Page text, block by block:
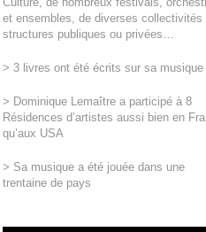
et ensembles, de diverses collectivités
structures publiques ou privées…
> 3 livres ont été écrits sur sa musique
> Dominique Lemaître a participé à 8
Résidences d’artistes aussi bien en
qu’aux USA
> Sa musique a été jouée dans une
trentaine de pays